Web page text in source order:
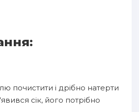
почистити і дрібно натерти
сік, його потрібно